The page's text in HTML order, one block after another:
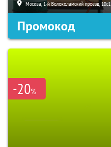
Москва, 1-й Волоколамский проезд, 10с1
Промокод
-20%